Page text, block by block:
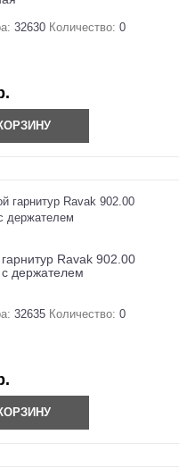
32630 Количество: 0
Ravak 902.00
держателем
32635 Количество: 0